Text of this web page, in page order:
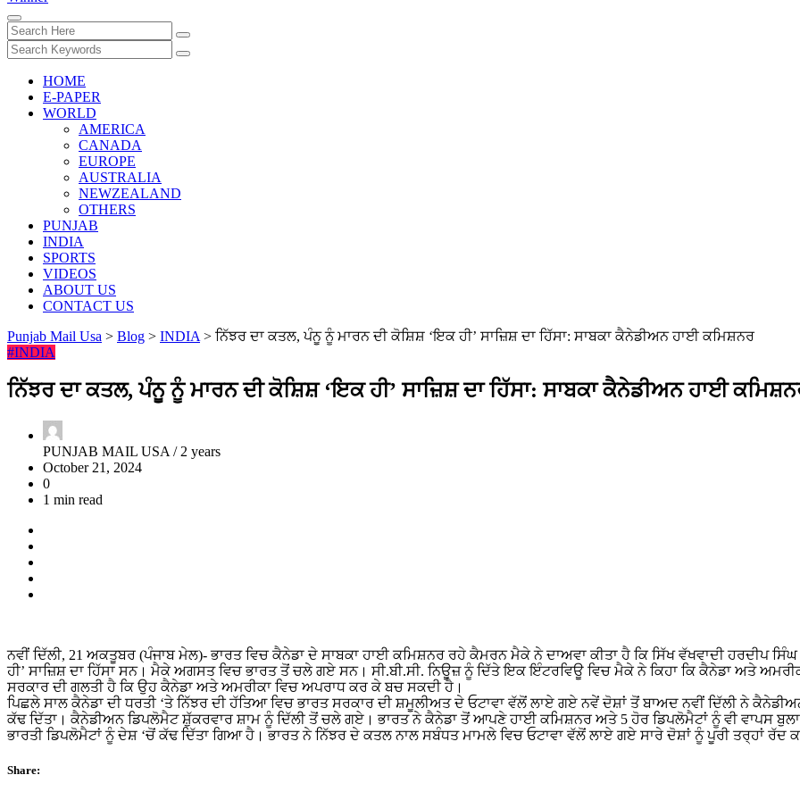
HOME
E-PAPER
WORLD
AMERICA
CANADA
EUROPE
AUSTRALIA
NEWZEALAND
OTHERS
PUNJAB
INDIA
SPORTS
VIDEOS
ABOUT US
CONTACT US
Punjab Mail Usa > Blog > INDIA> ਨਿੱਝਰ ਦਾ ਕਤਲ, ਪੰਨੂ ਨੂੰ ਮਾਰਨ ਦੀ ਕੋਸ਼ਿਸ਼ ‘ਇਕ ਹੀ’ ਸਾਜ਼ਿਸ਼ ਦਾ ਹਿੱਸਾ: ਸਾਬਕਾ ਕੈਨੇਡੀਅਨ ਹਾਈ ਕਮਿਸ਼ਨਰ
#INDIA
ਨਿੱਝਰ ਦਾ ਕਤਲ, ਪੰਨੂ ਨੂੰ ਮਾਰਨ ਦੀ ਕੋਸ਼ਿਸ਼ ‘ਇਕ ਹੀ’ ਸਾਜ਼ਿਸ਼ ਦਾ ਹਿੱਸਾ: ਸਾਬਕਾ ਕੈਨੇਡੀਅਨ ਹਾਈ
PUNJAB MAIL USA / 2 years
October 21, 2024
0
1 min read
ਨਵੀਂ ਦਿੱਲੀ, 21 ਅਕਤੂਬਰ (ਪੰਜਾਬ ਮੇਲ)- ਭਾਰਤ ਵਿਚ ਕੈਨੇਡਾ ਦੇ ਸਾਬਕਾ ਹਾਈ ਕਮਿਸ਼ਨਰ ਰਹੇ ਕੈਮਰਨ ਮੈਕੇ ਨੇ ਦਾਅਵਾ ਕੀਤਾ ਹੈ ਕਿ ਸਿੱਖ ਵੱਖਵਾਦੀ ਹਰਦੀਪ
ਹੀ’ ਸਾਜ਼ਿਸ਼ ਦਾ ਹਿੱਸਾ ਸਨ। ਮੈਕੇ ਅਗਸਤ ਵਿਚ ਭਾਰਤ ਤੋਂ ਚਲੇ ਗਏ ਸਨ। ਸੀ.ਬੀ.ਸੀ. ਨਿਊਜ਼ ਨੂੰ ਦਿੱਤੇ ਇਕ ਇੰਟਰਵਿਊ ਵਿਚ ਮੈਕੇ ਨੇ ਕਿਹਾ ਕਿ ਕੈਨੇਡਾ ਅਤੇ
ਸਰਕਾਰ ਦੀ ਗਲਤੀ ਹੈ ਕਿ ਉਹ ਕੈਨੇਡਾ ਅਤੇ ਅਮਰੀਕਾ ਵਿਚ ਅਪਰਾਧ ਕਰ ਕੇ ਬਚ ਸਕਦੀ ਹੈ।
ਪਿਛਲੇ ਸਾਲ ਕੈਨੇਡਾ ਦੀ ਧਰਤੀ ‘ਤੇ ਨਿੱਝਰ ਦੀ ਹੱਤਿਆ ਵਿਚ ਭਾਰਤ ਸਰਕਾਰ ਦੀ ਸ਼ਮੂਲੀਅਤ ਦੇ ਓਟਾਵਾ ਵੱਲੋਂ ਲਾਏ ਗਏ ਨਵੇਂ ਦੋਸ਼ਾਂ ਤੋਂ ਬਾਅਦ ਨਵੀਂ ਦਿੱਲੀ ਨੇ
ਕੱਢ ਦਿੱਤਾ। ਕੈਨੇਡੀਅਨ ਡਿਪਲੋਮੈਟ ਸ਼ੁੱਕਰਵਾਰ ਸ਼ਾਮ ਨੂੰ ਦਿੱਲੀ ਤੋਂ ਚਲੇ ਗਏ। ਭਾਰਤ ਨੇ ਕੈਨੇਡਾ ਤੋਂ ਆਪਣੇ ਹਾਈ ਕਮਿਸ਼ਨਰ ਅਤੇ 5 ਹੋਰ ਡਿਪਲੋਮੈਟਾਂ ਨੂੰ ਵੀ ਵਾਪਸ
ਭਾਰਤੀ ਡਿਪਲੋਮੈਟਾਂ ਨੂੰ ਦੇਸ਼ ‘ਚੋਂ ਕੱਢ ਦਿੱਤਾ ਗਿਆ ਹੈ। ਭਾਰਤ ਨੇ ਨਿੱਝਰ ਦੇ ਕਤਲ ਨਾਲ ਸਬੰਧਤ ਮਾਮਲੇ ਵਿਚ ਓਟਾਵਾ ਵੱਲੋਂ ਲਾਏ ਗਏ ਸਾਰੇ ਦੋਸ਼ਾਂ ਨੂੰ ਪੂਰੀ ਤਰ੍ਹਾਂ
Share: